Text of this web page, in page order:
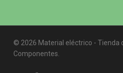
© 2026 Material eléctrico - Tienda
Componentes.